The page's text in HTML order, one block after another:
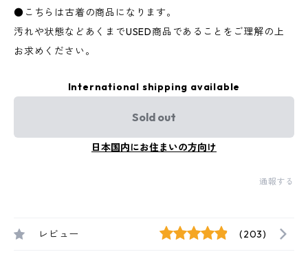
●こちらは古着の商品になります。
汚れや状態などあくまでUSED商品であることをご理解の上
お求めください。
International shipping available
Sold out
日本国内にお住まいの方向け
通報する
レビュー (203)